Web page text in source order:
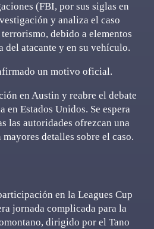
(FBI, por sus siglas en
y analiza el caso
debido a elementos
del atacante y en su vehículo.
un motivo oficial.
en Austin y reabre el debate
en Estados Unidos. Se espera
las autoridades ofrezcan una
detalles sobre el caso.
en la Leagues Cup
jornada complicada para la
dirigido por el Tano